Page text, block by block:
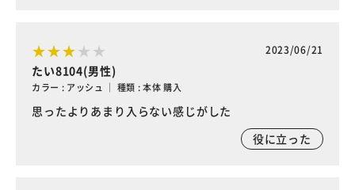
2023/06/21
たい8104(男性)
カラー : アッシュ ｜ 種類 : 本体 購入
思ったよりあまり入らない感じがした
役に立った